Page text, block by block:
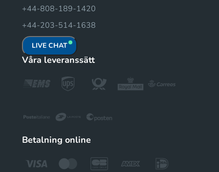
+44-808-189-1420
+44-203-514-1638
LIVE CHAT
Våra leveranssätt
Betalning online